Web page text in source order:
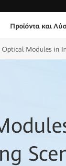
Προϊόντα και
Optical Modules in